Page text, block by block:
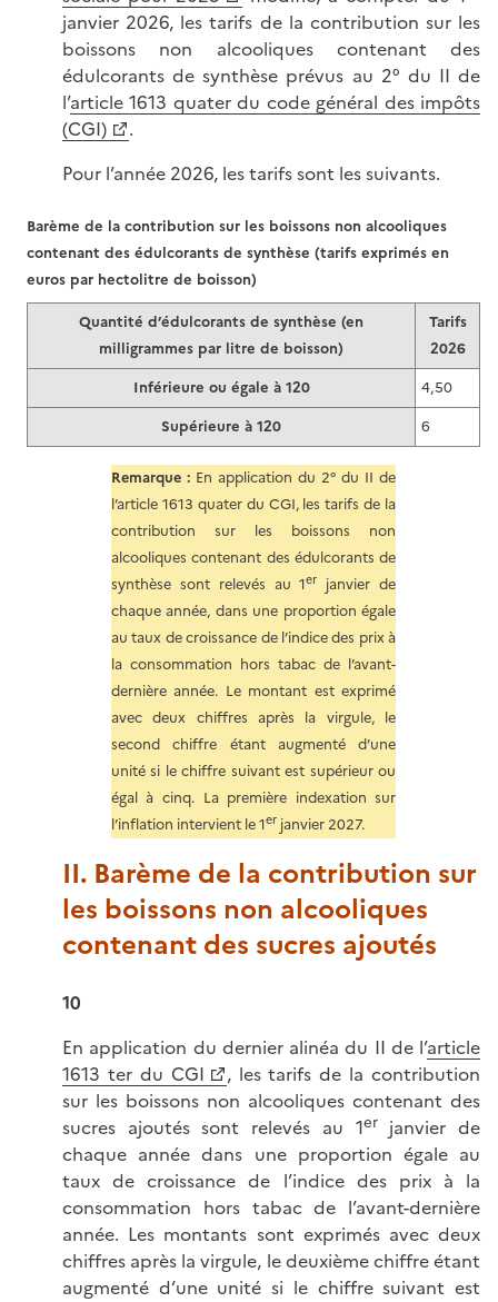
janvier 2026, les tarifs de la contribution sur les
boissons non alcooliques contenant des
édulcorants de synthèse prévus au 2° du II de
l’article 1613 quater du code général des impôts
(CGI)
.
Pour l’année 2026, les tarifs sont les suivants.
Barème de la contribution sur les boissons non alcooliques
contenant des édulcorants de synthèse (tarifs exprimés en
euros par hectolitre de boisson)
Quantité d’édulcorants de synthèse (en
milligrammes par litre de boisson)
Tarifs
2026
Inférieure ou égale à 120
4,50
Supérieure à 120
6
Remarque : En application du 2° du II de
l’article 1613 quater du CGI, les tarifs de la
contribution sur les boissons non
alcooliques contenant des édulcorants de
synthèse sont relevés au 1er janvier de
chaque année, dans une proportion égale
au taux de croissance de l’indice des prix à
la consommation hors tabac de l’avant-
dernière année. Le montant est exprimé
avec deux chiffres après la virgule, le
second chiffre étant augmenté d’une
unité si le chiffre suivant est supérieur ou
égal à cinq. La première indexation sur
l’inflation intervient le 1erjanvier 2027.
II. Barème de la contribution sur
les boissons non alcooliques
contenant des sucres ajoutés
10
En application du dernier alinéa du II de l’article
1613 ter du CGI
, les tarifs de la contribution
sur les boissons non alcooliques contenant des
sucres ajoutés sont relevés au 1erjanvier de
chaque année dans une proportion égale au
taux de croissance de l’indice des prix à la
consommation hors tabac de l’avant-dernière
année. Les montants sont exprimés avec deux
chiffres après la virgule, le deuxième chiffre étant
augmenté d’une unité si le chiffre suivant est